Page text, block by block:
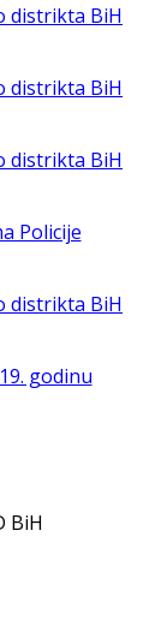
distrikta BiH
distrikta BiH
distrikta BiH
Policije
distrikta BiH
godinu
BiH